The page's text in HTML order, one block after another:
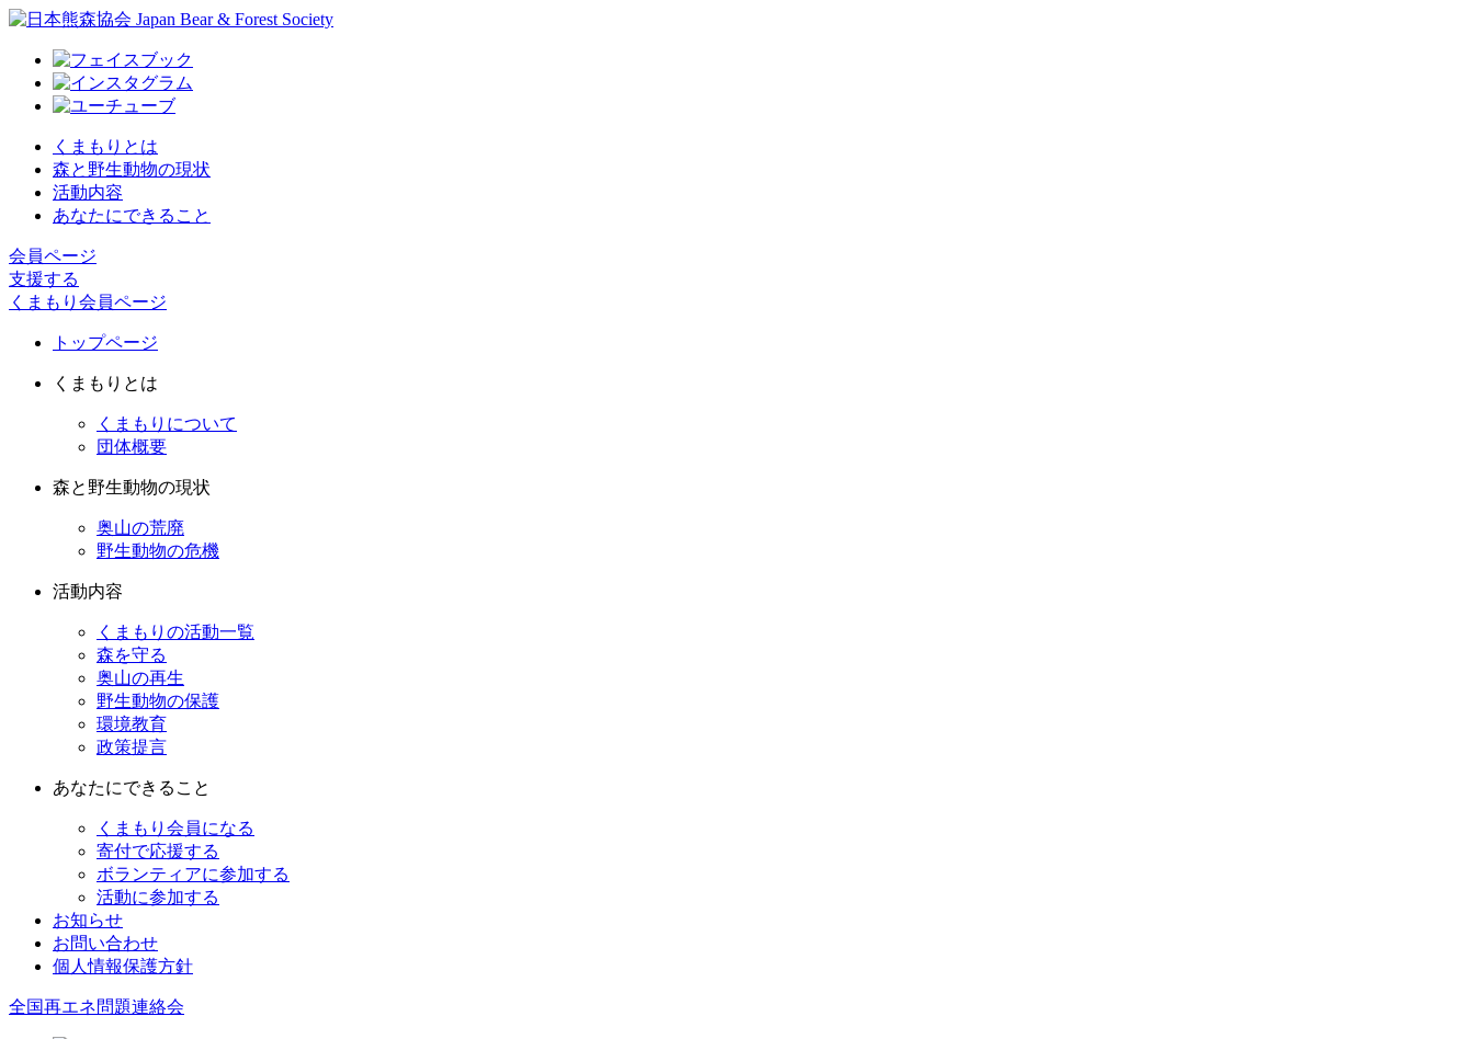
くまもりとは
森と野生動物の現状
活動内容
あなたにできること
会員ページ
支援する
くまもり会員ページ
トップページ
くまもりとは
くまもりについて
団体概要
森と野生動物の現状
奥山の荒廃
野生動物の危機
活動内容
くまもりの活動一覧
森を守る
奥山の再生
野生動物の保護
環境教育
政策提言
あなたにできること
くまもり会員になる
寄付で応援する
ボランティアに参加する
活動に参加する
お知らせ
お問い合わせ
個人情報保護方針
全国再エネ問題連絡会